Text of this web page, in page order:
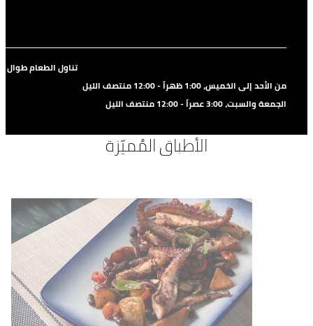
تناول الطعام طوال
من الأحد إلى الخميس، 1:00 ظهراً - 12:00 منتصف الليل
الجمعة والسبت، 3:00 عصراً - 12:00 منتصف الليل
الأطباق المُميّزة